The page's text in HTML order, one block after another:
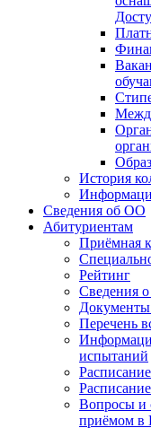
История
Сведения об ОО
Абитуриентам
Приёмная
Рейтинг
Сведения
Документы
Перечень
испытаний
Вопросы и
приёмом в